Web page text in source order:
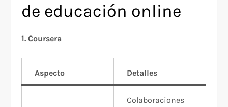
de educación online
1. Coursera
Aspecto Detalles
Colaboraciones